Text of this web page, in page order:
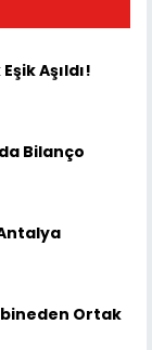
Aşıldı!
Bilanço
Ortak